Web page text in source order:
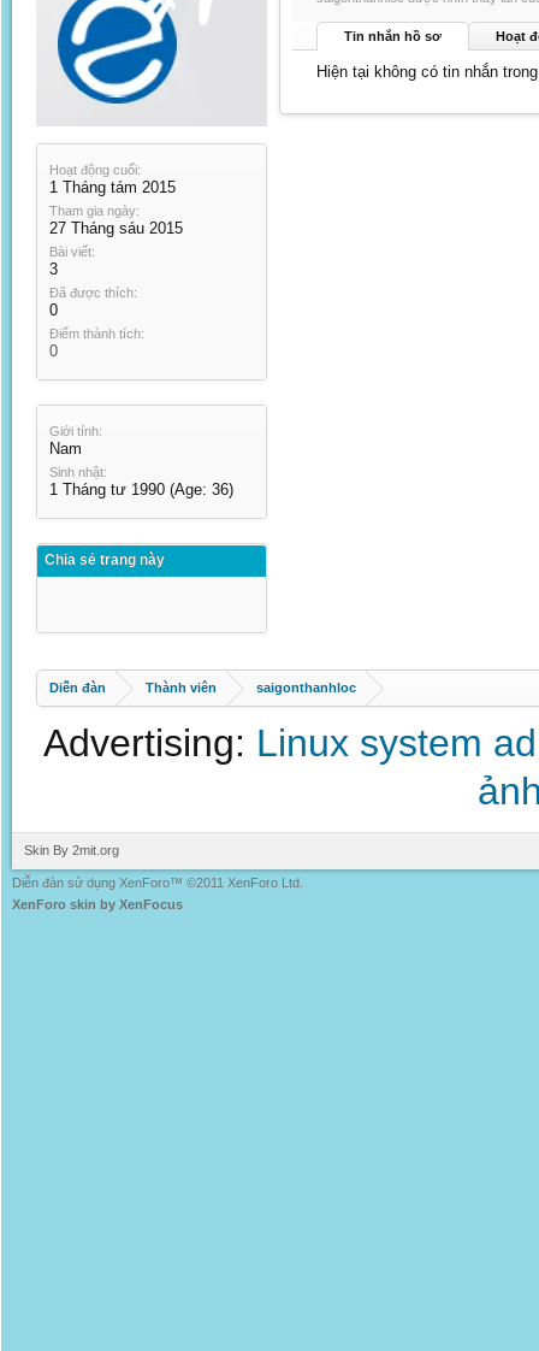
Hoạt động cuối:
1 Tháng tám 2015
Tham gia ngày:
27 Tháng sáu 2015
Bài viết:
3
Đã được thích:
0
Điểm thành tích:
0
Giới tính:
Nam
Sinh nhật:
1 Tháng tư 1990 (Age: 36)
Chia sẻ trang này
Tin nhắn hồ sơ Hoạt
Hiện tại không có tin nhắn
Diễn đàn Thành viên saigonthanhloc
Advertising: Linux system
Skin By 2mit.org
Diễn đàn sử dụng XenForo™ ©2011 XenForo Ltd.
XenForo skin by XenFocus